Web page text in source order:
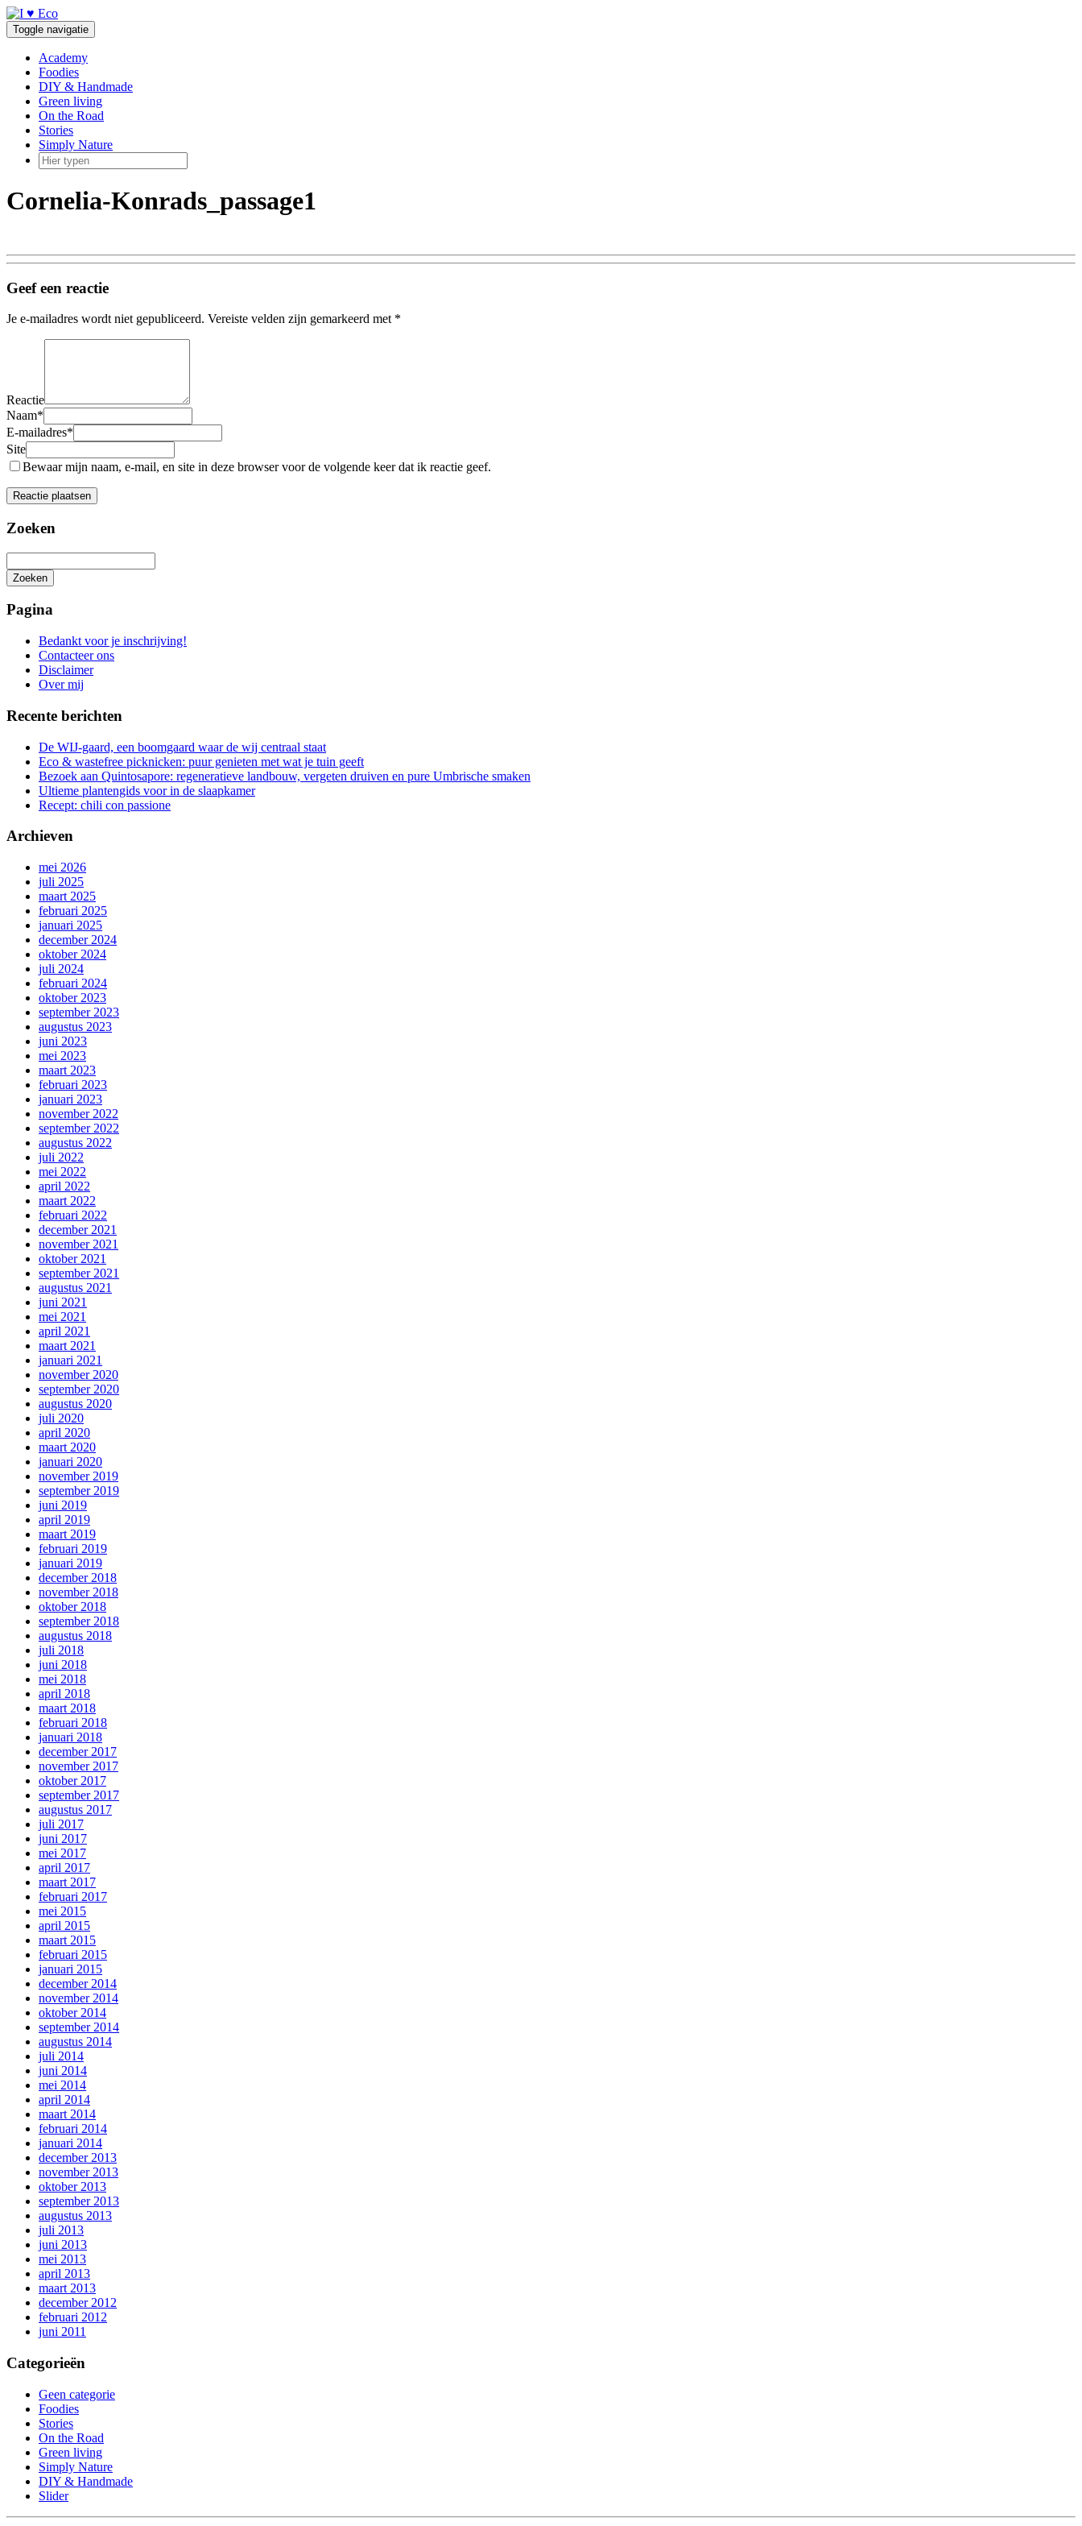
Doorgaan
naar
inhoud
Toggle navigatie
Academy
Foodies
DIY & Handmade
Green living
On the Road
Stories
Simply Nature
Cornelia-Konrads_passage1
Geef een reactie
Je e-mailadres wordt niet gepubliceerd. Vereiste velden zijn gemarkeerd met *
Reactie
Naam*
E-mailadres*
Site
Bewaar mijn naam, e-mail, en site in deze browser voor de volgende keer dat ik reactie geef.
Zoeken
Zoeken
zoeken
Pagina
Bedankt voor je inschrijving!
Contacteer ons
Disclaimer
Over mij
Recente berichten
De WIJ-gaard, een boomgaard waar de wij centraal staat
Eco & wastefree picknicken: puur genieten met wat je tuin geeft
Bezoek aan Quintosapore: regeneratieve landbouw, vergeten druiven en pure Umbrische smaken
Ultieme plantengids voor in de slaapkamer
Recept: chili con passione
Archieven
mei 2026
juli 2025
maart 2025
februari 2025
januari 2025
december 2024
oktober 2024
juli 2024
februari 2024
oktober 2023
september 2023
augustus 2023
juni 2023
mei 2023
maart 2023
februari 2023
januari 2023
november 2022
september 2022
augustus 2022
juli 2022
mei 2022
april 2022
maart 2022
februari 2022
december 2021
november 2021
oktober 2021
september 2021
augustus 2021
juni 2021
mei 2021
april 2021
maart 2021
januari 2021
november 2020
september 2020
augustus 2020
juli 2020
april 2020
maart 2020
januari 2020
november 2019
september 2019
juni 2019
april 2019
maart 2019
februari 2019
januari 2019
december 2018
november 2018
oktober 2018
september 2018
augustus 2018
juli 2018
juni 2018
mei 2018
april 2018
maart 2018
februari 2018
januari 2018
december 2017
november 2017
oktober 2017
september 2017
augustus 2017
juli 2017
juni 2017
mei 2017
april 2017
maart 2017
februari 2017
mei 2015
april 2015
maart 2015
februari 2015
januari 2015
december 2014
november 2014
oktober 2014
september 2014
augustus 2014
juli 2014
juni 2014
mei 2014
april 2014
maart 2014
februari 2014
januari 2014
december 2013
november 2013
oktober 2013
september 2013
augustus 2013
juli 2013
juni 2013
mei 2013
april 2013
maart 2013
december 2012
februari 2012
juni 2011
Categorieën
Geen categorie
Foodies
Stories
On the Road
Green living
Simply Nature
DIY & Handmade
Slider